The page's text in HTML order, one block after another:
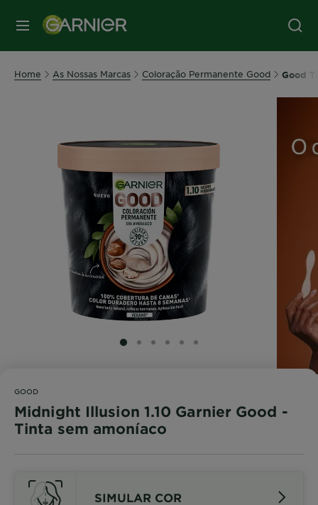
MENU
Home As Nossas Marcas Coloração Permanente Good Good
SLIDE 1
SLIDE 2
SLIDE 3
SLIDE 4
SLIDE 5
SLIDE 6
GOOD
Midnight Illusion 1.10 Garnier Good -
Tinta sem amoníaco
SIMULAR COR